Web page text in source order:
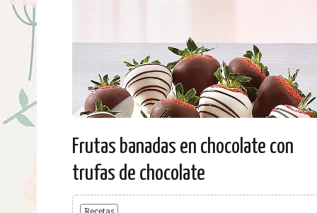
Frutas banadas en chocolate con
trufas de chocolate